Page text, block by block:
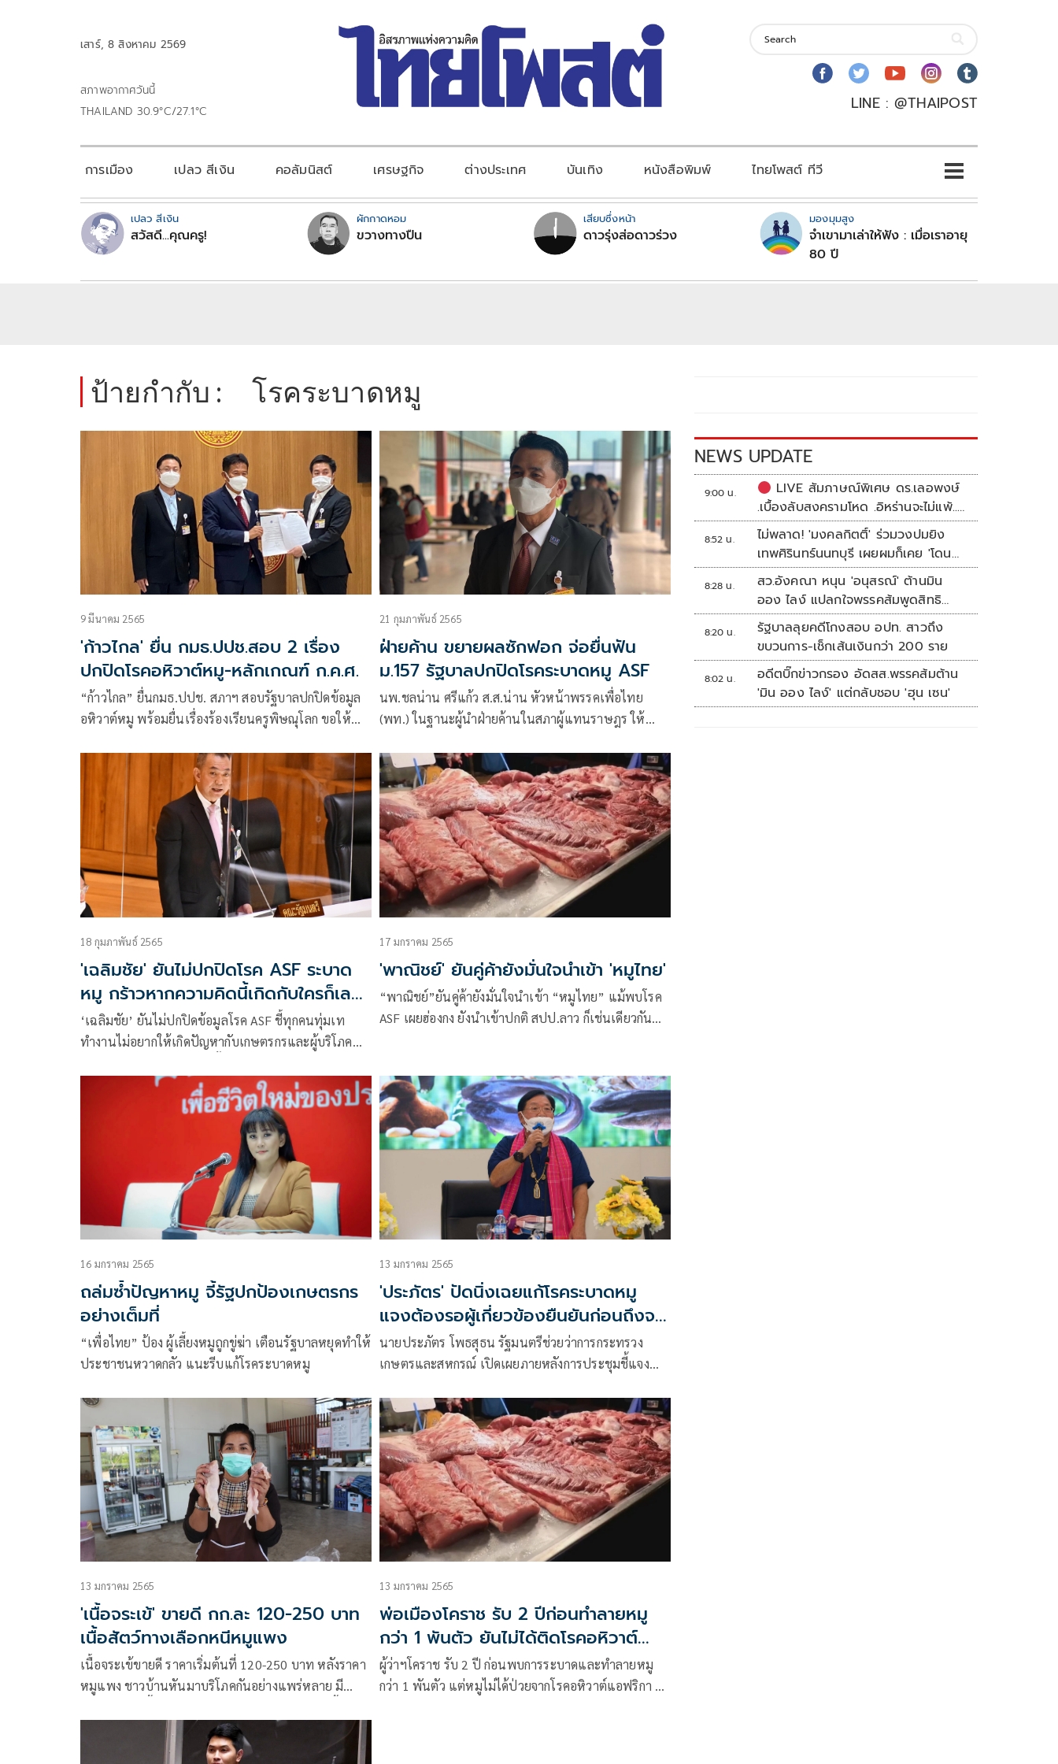
เสาร์, 8 สิงหาคม 2569
สภาพอากาศวันนี้
THAILAND 30.9°C/27.1°C
LINE : @THAIPOST
การเมือง เปลว สีเงิน คอลัมนิสต์ เศรษฐกิจ ต่างประเทศ บันเทิง หนังสือพิมพ์ ไทยโพสต์ ทีวี
เปลว สีเงิน
สวัสดี...คุณครู!
ผักกาดหอม
ขวางทางปืน
เสียบซึ่งหน้า
ดาวรุ่งส่อดาวร่วง
มองมุมสูง
จำเขามาเล่าให้ฟัง : เมื่อเราอายุ
80 ปี
ป้ายกำกับ : โรคระบาดหมู
9 มีนาคม 2565
'ก้าวไกล' ยื่น กมธ.ปปช.สอบ 2 เรื่อง
ปกปิดโรคอหิวาต์หมู-หลักเกณฑ์ ก.ค.ศ.
“ก้าวไกล” ยื่นกมธ.ปปช. สภาฯ สอบรัฐบาลปกปิดข้อมูล
อหิวาต์หมู พร้อมยื่นเรื่องร้องเรียนครูพิษณุโลก ขอให้
21 กุมภาพันธ์ 2565
ฝ่ายค้าน ขยายผลซักฟอก จ่อยื่นฟัน
ม.157 รัฐบาลปกปิดโรคระบาดหมู ASF
นพ.ชลน่าน ศรีแก้ว ส.ส.น่าน หัวหน้าพรรคเพื่อไทย
(พท.) ในฐานะผู้นำฝ่ายค้านในสภาผู้แทนราษฎร ให้
ไม่ไว้วางใจทั่วไปแบบไม่ลงมติ ตามรัฐธรรมนูญมาตรา
152 จะมีการดำเนินการอะไรต่อหรือไม่ว่า หลังจากนี้อยู่
ในกระบวนการที่ต้องเอามาปรึกษาหารือกันของที่ประชุม
พรรคร่วมฝ่ายค้าน
18 กุมภาพันธ์ 2565
'เฉลิมชัย' ยันไม่ปกปิดโรค ASF ระบาด
หมู กร้าวหากความคิดนี้เกิดกับใครก็เลว
มาก
‘เฉลิมชัย’ ยันไม่ปกปิดข้อมูลโรค ASF ชี้ทุกคนทุ่มเท
ทำงานไม่อยากให้เกิดปัญหากับเกษตรกรและผู้บริโภค
งานเลี้ยงกลบเกลื่อนโรค ASF ระบาด
17 มกราคม 2565
'พาณิชย์' ยันคู่ค้ายังมั่นใจนำเข้า 'หมูไทย'
“พาณิชย์”ยันคู่ค้ายังมั่นใจนำเข้า “หมูไทย” แม้พบโรค
ASF เผยฮ่องกง ยังนำเข้าปกติ สปป.ลาว ก็เช่นเดียวกัน
ภาพลักษณ์หมูไทยปลอดภัย เล็งทำคลิปวิดีโอสั้นโชว์วิธี
เลี้ยง การดูแลสุขอนามัยเผยแพร่ให้ผู้ซื้อ ผู้นำเข้า ส่วน
การนำเข้าหมู ต้องหารือกันก่อน เหตุไทยมีเงื่อนไขห้าม
นำเข้าหมูมีสารเร่งเนื้อแดง
16 มกราคม 2565
ถล่มซ้ำปัญหาหมู จี้รัฐปกป้องเกษตรกร
อย่างเต็มที่
“เพื่อไทย” ป้อง ผู้เลี้ยงหมูถูกขู่ฆ่า เตือนรัฐบาลหยุดทำให้
ประชาชนหวาดกลัว แนะรีบแก้โรคระบาดหมู
13 มกราคม 2565
'ประภัตร' ปัดนิ่งเฉยแก้โรคระบาดหมู
แจงต้องรอผู้เกี่ยวข้องยืนยันก่อนถึงจะ
พูดได้
นายประภัตร โพธสุธน รัฐมนตรีช่วยว่าการกระทรวง
เกษตรและสหกรณ์ เปิดเผยภายหลังการประชุมชี้แจง
จากสถานการณ์ราคาเนื้อสุกรที่มีราคาแพง ตั้งแต่ปลายปี
ที่ผ่านมาจนถึงปัจจุบัน
13 มกราคม 2565
'เนื้อจระเข้' ขายดี กก.ละ 120-250 บาท
เนื้อสัตว์ทางเลือกหนีหมูแพง
เนื้อจระเข้ขายดี ราคาเริ่มต้นที่ 120-250 บาท หลังราคา
หมูแพง ชาวบ้านหันมาบริโภคกันอย่างแพร่หลาย มี
13 มกราคม 2565
พ่อเมืองโคราช รับ 2 ปีก่อนทำลายหมู
กว่า 1 พันตัว ยันไม่ได้ติดโรคอหิวาต์
แอฟริกา
ผู้ว่าฯโคราช รับ 2 ปี ก่อนพบการระบาดและทำลายหมู
กว่า 1 พันตัว แต่หมูไม่ได้ป่วยจากโรคอหิวาต์แอฟริกา สั่ง
NEWS UPDATE
9:00 น.
LIVE สัมภาษณ์พิเศษ ดร.เลอพงษ์
.เบื้องลับสงครามโหด .อิหร่านจะไม่แพ้..
.ระเบียบโลกใหม่ในตะวันออกกลาง…. |
อิสรภาพแห่งความคิด กับ..สำราญ รอด
เพชร
8:52 น.
ไม่พลาด! 'มงคลกิตติ์' ร่วมวงปมยิง
เทพศิรินทร์นนทบุรี เผยผมก็เคย 'โดน
เล่น'
8:28 น.
สว.อังคณา หนุน 'อนุสรณ์' ต้านมิน
ออง ไลง์ แปลกใจพรรคส้มพูดสิทธิ
มนุษยชนแต่กลับเงียบ
8:20 น.
รัฐบาลลุยคดีโกงสอบ อปท. สาวถึง
ขบวนการ-เช็กเส้นเงินกว่า 200 ราย
8:02 น.
อดีตบิ๊กข่าวกรอง อัดสส.พรรคส้มต้าน
'มิน ออง ไลง์' แต่กลับชอบ 'ฮุน เซน'